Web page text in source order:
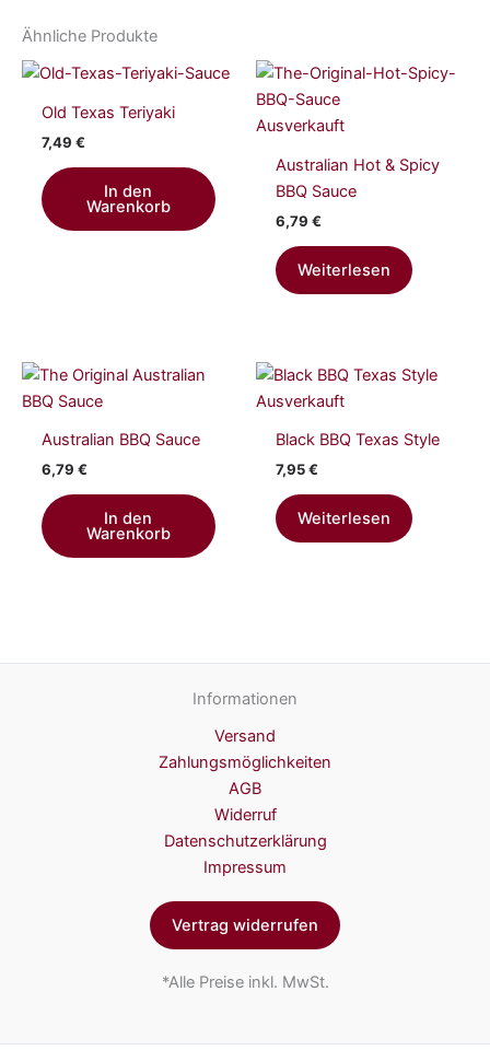
Ähnliche Produkte
Old Texas Teriyaki
7,49 €
In den
Warenkorb
Ausverkauft
Australian Hot & Spicy
BBQ Sauce
6,79 €
Weiterlesen
Australian BBQ Sauce
6,79 €
In den
Warenkorb
Ausverkauft
Black BBQ Texas Style
7,95€
Weiterlesen
Informationen
Versand
Zahlungsmöglichkeiten
AGB
Widerruf
Datenschutzerklärung
Impressum
Vertrag widerrufen
*Alle Preise inkl. MwSt.